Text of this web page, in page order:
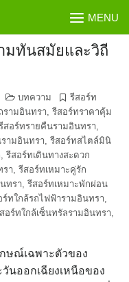
MENU
มทันสมัยและวิถี
บทความ
รีสอร์ท
ามอินทรา, รีสอร์ทราคาคุ้ม
สอร์ทรายคืนรามอินทรา,
ามอินทรา, รีสอร์ทสไตล์มินิ
, รีสอร์ทเดินทางสะดวก
รา, รีสอร์ทเหมาะคู่รัก
ทรา, รีสอร์ทเหมาะพักผ่อน
ร์ทใกล้รถไฟฟ้ารามอินทรา,
อร์ทใกล้เซ็นทรัลรามอินทรา,
ษณ์เฉพาะตัวของ
นออกเฉียงเหนือของ